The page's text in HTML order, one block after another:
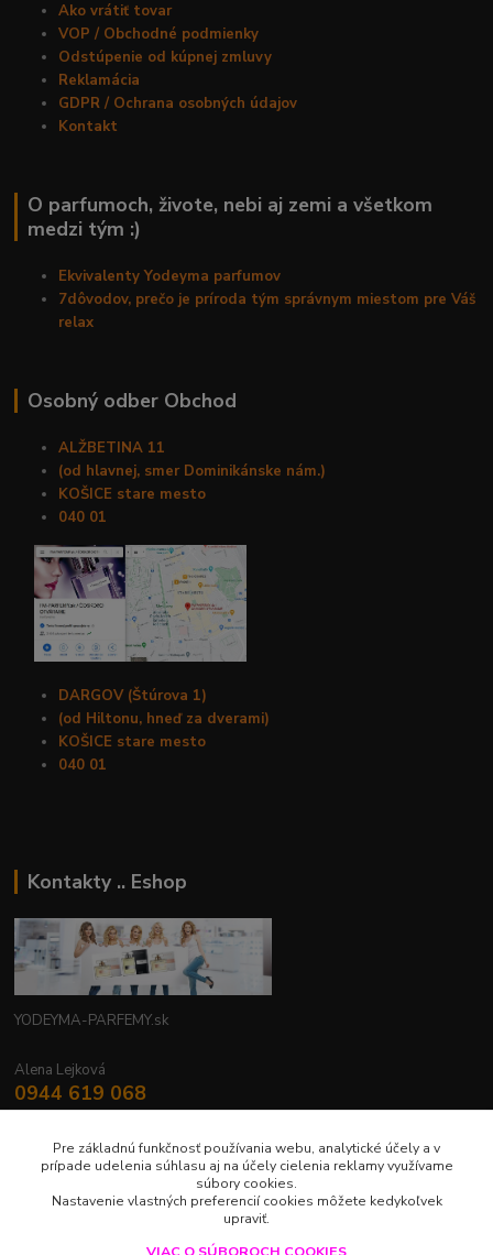
Ako vrátiť tovar
VOP / Obchodné podmienky
Odstúpenie od kúpnej zmluvy
Reklamácia
GDPR / Ochrana osobných údajov
Kontakt
O parfumoch, živote, nebi aj zemi a všetkom
medzi tým :)
Ekvivalenty Yodeyma parfumov
7dôvodov, prečo je príroda tým správnym miestom pre Váš
relax
Osobný odber Obchod
ALŽBETINA 11
(od hlavnej, smer Dominikánske nám.)
KOŠICE stare mesto
040 01
DARGOV (Štúrova 1)
(od Hiltonu, hneď za dverami)
KOŠICE stare mesto
040 01
Kontakty .. Eshop
YODEYMA-PARFEMY.sk
Alena Lejková
0944 619 068
Nonstop
yodeyma.parfemy@gmail.com
Pre základnú funkčnosť používania webu, analytické účely a v
prípade udelenia súhlasu aj na účely cielenia reklamy využívame
súbory cookies.
Nastavenie vlastných preferencií cookies môžete kedykoľvek
upraviť.
VIAC O SÚBOROCH COOKIES